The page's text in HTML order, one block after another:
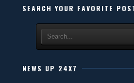
SEARCH YOUR FAVORITE
NEWS UP 24X7